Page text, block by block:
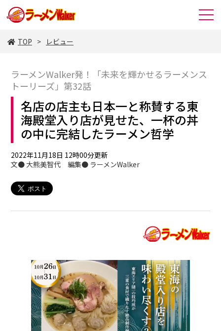
TOP レビュー
ラーメンWalker発！「未来を輝かせるラーメンス
トーリーズ」第32話
名店の店主も日本一と称賛する東
海殿堂入り店が見せた、一杯の丼
の中に完結したラーメン哲学
2022年11月18日 12時00分更新
文● 大熊美智代 編集● ラーメンWalker